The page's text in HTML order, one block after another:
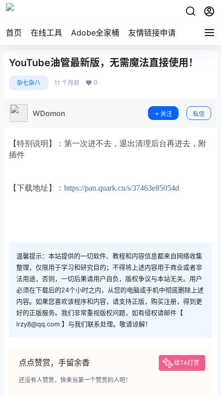
首页 在线工具 Adobe全家桶 友情链接申请
YouTube油管最新版，无需魔法直接使用！
杂七杂八 11 个月前 0
WDomon 关注 私信
【特别说明】：第一次进不去，退出清理后台再进去，附
插件
【下载地址】： https://pan.quark.cn/s/37463e85054d
温馨提示：本站提供的一切软件、教程和内容信息都来自网络收集
整理，仅限用于学习和研究目的；不得将上述内容用于商业或者非
法用途，否则，一切后果请用户自负，版权争议与本站无关。用户
必须在下载后的24个小时之内，从您的电脑或手机中彻底删除上述
内容。如果您喜欢该程序和内容，请支持正版，购买注册，得到更
好的正版服务。我们非常重视版权问题，如有侵权请邮件【
lrzy8@qq.com 】与我们联系处理。敬请谅解！
点点赞赏，手留余香 给TA打赏
还没有人赞赏，快来当第一个赞赏的人吧！